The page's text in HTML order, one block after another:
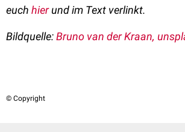
euch hierund im Text verlinkt.
Bildquelle:Bruno van der Kraan,
© Copyright